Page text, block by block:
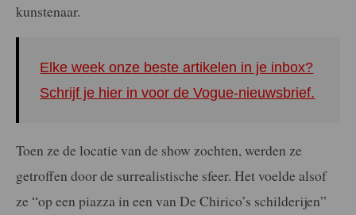
kunstenaar.
Elke week onze beste artikelen in je inbox?
Schrijf je hier in voor de Vogue-nieuwsbrief.
Toen ze de locatie van de show zochten, werden ze
getroffen door de surrealistische sfeer. Het voelde alsof
ze “op een piazza in een van De Chirico’s schilderijen”